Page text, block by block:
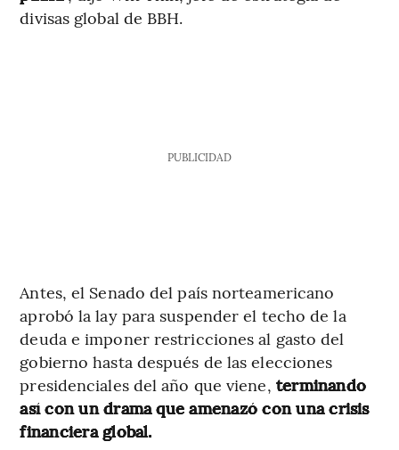
divisas global de BBH.
PUBLICIDAD
Antes, el Senado del país norteamericano
aprobó la lay para suspender el techo de la
deuda e imponer restricciones al gasto del
gobierno hasta después de las elecciones
presidenciales del año que viene, terminando
así con un drama que amenazó con una crisis
financiera global.